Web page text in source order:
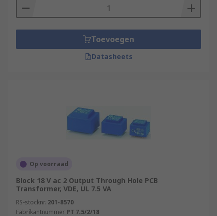
Toevoegen
Datasheets
Op voorraad
Block 18 V ac 2 Output Through Hole PCB
Transformer, VDE, UL 7.5 VA
RS-stocknr. 201-8570
Fabrikantnummer PT 7.5/2/18